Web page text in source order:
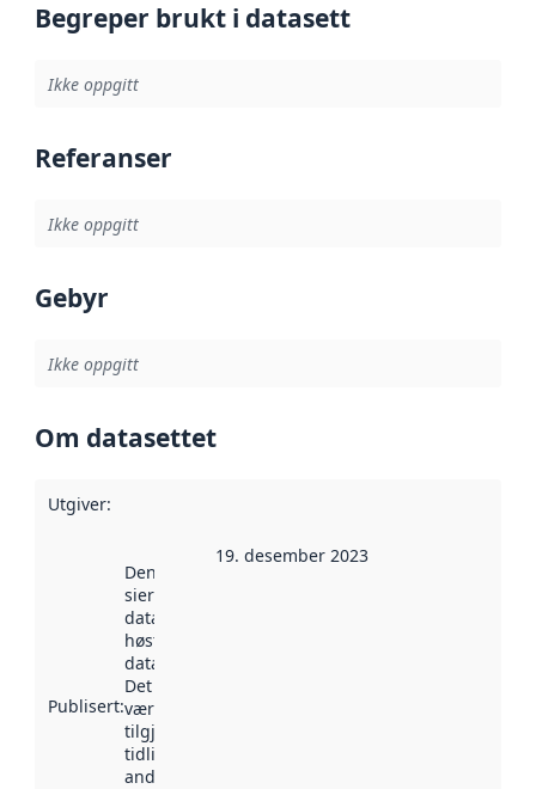
Begreper brukt i datasett
Ikke oppgitt
Referanser
Ikke oppgitt
Gebyr
Ikke oppgitt
Om datasettet
Utgiver:
Publisert:
Denne datoen
sier når
datasettet ble
høstet av
data.norge.no.
Det kan ha
vært
tilgjengelig
tidligere
andre steder.
19. desember 2023